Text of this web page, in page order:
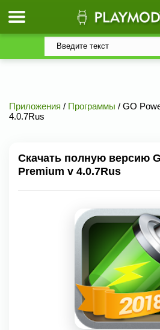
Приложения / Программы / GO
4.0.7Rus
Скачать полную версию
Premium v 4.0.7Rus